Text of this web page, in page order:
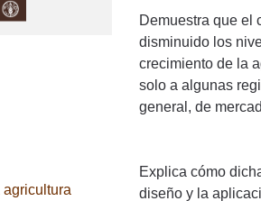
agricultura
Demuestra que el
disminuido los
crecimiento de la
solo a algunas
general, de
Explica cómo
diseño y la